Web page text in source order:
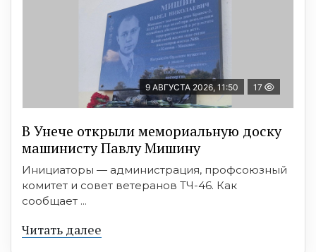
9 АВГУСТА 2026, 11:50 17
В Унече открыли мемориальную доску
машинисту Павлу Мишину
Инициаторы — администрация, профсоюзный
комитет и совет ветеранов ТЧ-46. Как
сообщает ...
Читать далее